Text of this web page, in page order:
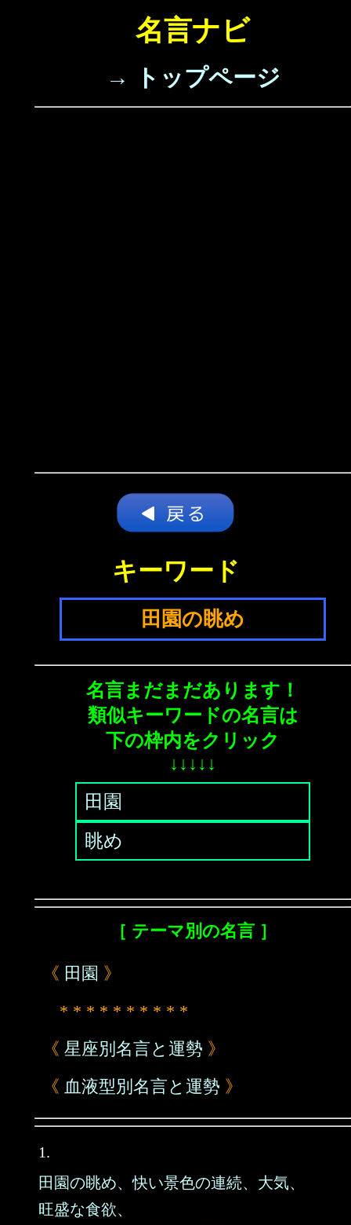
名言ナビ
→ トップページ
キーワード
田園の眺め
名言まだまだあります！
類似キーワードの名言は
下の枠内をクリック
↓↓↓↓↓
田園
眺め
［ テーマ別の名言 ］
《 田園 》
* * * * * * * * * *
《 星座別名言と運勢 》
《 血液型別名言と運勢 》
1.
田園の眺め、快い景色の連続、大気、
旺盛な食欲、